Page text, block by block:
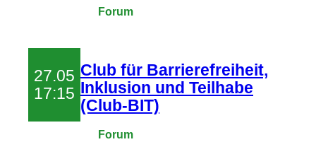
Forum
27.05
17:15
Club für Barrierefreiheit,
Inklusion und Teilhabe
(Club-BIT)
Forum